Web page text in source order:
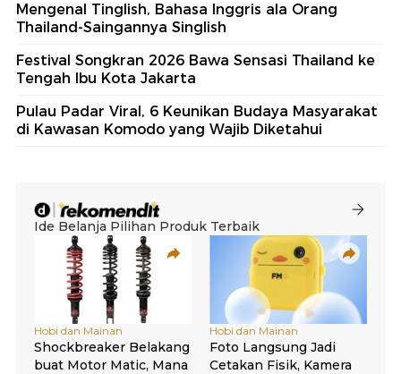
Mengenal Tinglish, Bahasa Inggris ala Orang
Thailand-Saingannya Singlish
Festival Songkran 2026 Bawa Sensasi Thailand ke
Tengah Ibu Kota Jakarta
Pulau Padar Viral, 6 Keunikan Budaya Masyarakat
di Kawasan Komodo yang Wajib Diketahui